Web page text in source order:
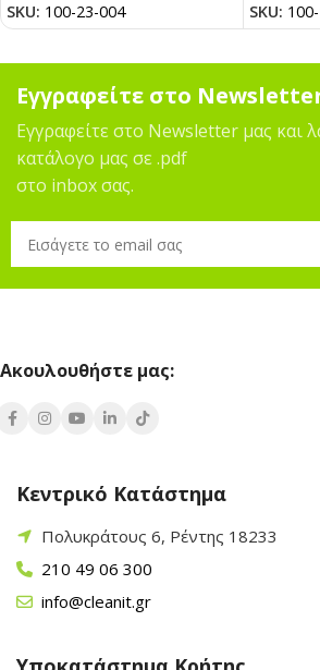
SKU: 100-23-004 SKU:
Εγγραφείτε στο
Εγγραφείτε στο Newsletter μας και
κατάλογο μας σε .pdf
στο inbox σας.
Ακουλουθήστε μας:
Κεντρικό Κατάστημα
Πολυκράτους 6, Ρέντης 18233
210 49 06 300
info@cleanit.gr